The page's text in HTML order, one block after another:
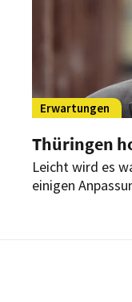
Erwartungen
Thüringen
Leicht wird es
einigen